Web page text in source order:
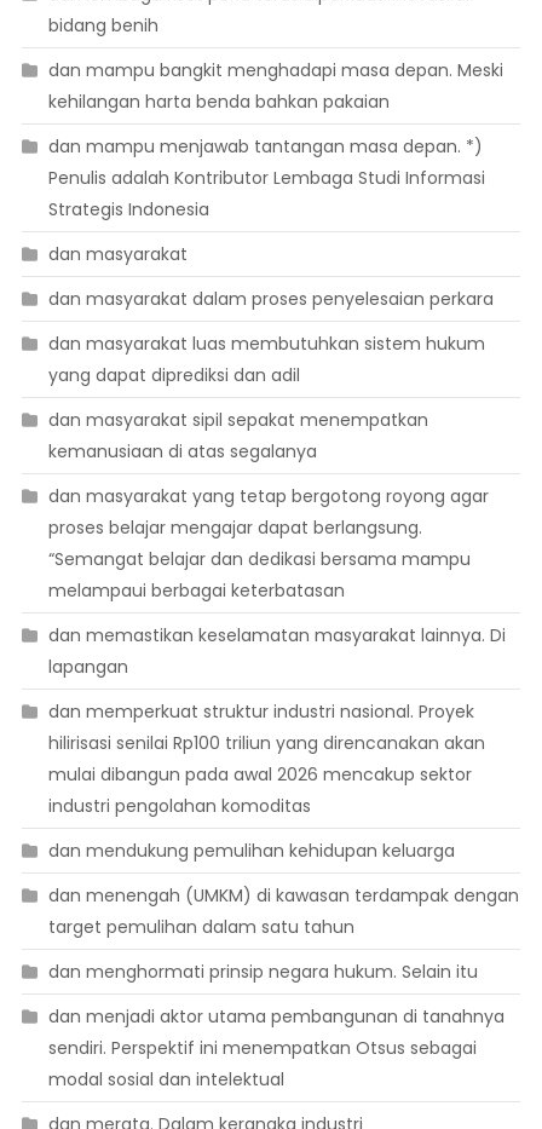
bidang benih
dan mampu bangkit menghadapi masa depan. Meski
kehilangan harta benda bahkan pakaian
dan mampu menjawab tantangan masa depan. *)
Penulis adalah Kontributor Lembaga Studi Informasi
Strategis Indonesia
dan masyarakat
dan masyarakat dalam proses penyelesaian perkara
dan masyarakat luas membutuhkan sistem hukum
yang dapat diprediksi dan adil
dan masyarakat sipil sepakat menempatkan
kemanusiaan di atas segalanya
dan masyarakat yang tetap bergotong royong agar
proses belajar mengajar dapat berlangsung.
“Semangat belajar dan dedikasi bersama mampu
melampaui berbagai keterbatasan
dan memastikan keselamatan masyarakat lainnya. Di
lapangan
dan memperkuat struktur industri nasional. Proyek
hilirisasi senilai Rp100 triliun yang direncanakan akan
mulai dibangun pada awal 2026 mencakup sektor
industri pengolahan komoditas
dan mendukung pemulihan kehidupan keluarga
dan menengah (UMKM) di kawasan terdampak dengan
target pemulihan dalam satu tahun
dan menghormati prinsip negara hukum. Selain itu
dan menjadi aktor utama pembangunan di tanahnya
sendiri. Perspektif ini menempatkan Otsus sebagai
modal sosial dan intelektual